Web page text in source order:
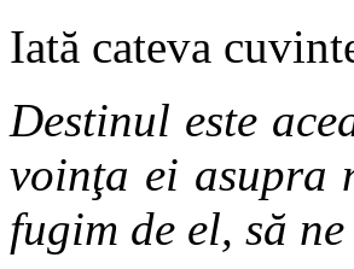
Iată cateva
Destinul este
voinţa ei asupra
fugim de el, să